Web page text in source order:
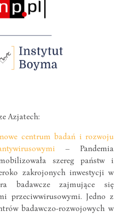
Azjatech:
centrum badań i rozwoju
– Pandemia
szereg państw i
zakrojonych inwestycji w
badawcze zajmujące się
przeciwwirusowymi. Jedno z
badawczo-rozwojowych w